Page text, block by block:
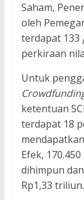
Saham,
oleh
terdapat 133
perkiraan
Untuk
ketentuan
terdapat 18
Efek,
dihimpun
Rp1,33 triliun.